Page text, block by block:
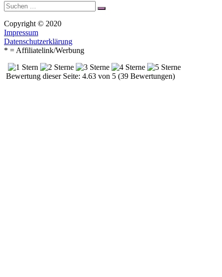
Suche
nach:
Suchen
Copyright © 2020
Impressum
Datenschutzerklärung
* = Affiliatelink/Werbung
Bewertung dieser Seite: 4.63 von 5 (39 Bewertungen)